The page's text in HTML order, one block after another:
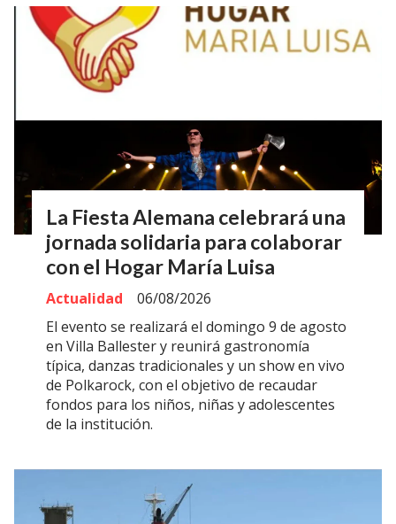
La Fiesta Alemana celebrará una
jornada solidaria para colaborar
con el Hogar María Luisa
Actualidad
06/08/2026
El evento se realizará el domingo 9 de agosto
en Villa Ballester y reunirá gastronomía
típica, danzas tradicionales y un show en vivo
de Polkarock, con el objetivo de recaudar
fondos para los niños, niñas y adolescentes
de la institución.